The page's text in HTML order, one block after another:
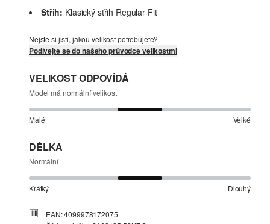
Střih: Klasický střih Regular Fit
Nejste si jisti, jakou velikost potřebujete?
Podívejte se do našeho průvodce velikostmi
VELIKOST ODPOVÍDÁ
Model má normální velikost
Malé Velké
DÉLKA
Normální
Krátký Dlouhý
EAN: 4099978172075